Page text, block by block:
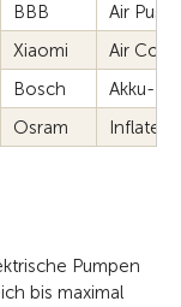
BBB
Air Push
Xiaomi
Air
Bosch
Akku-
Osram Inflate
Pumpen
bis maximal